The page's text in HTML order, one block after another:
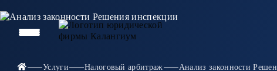
Услуги Налоговый арбитраж Анализ законности